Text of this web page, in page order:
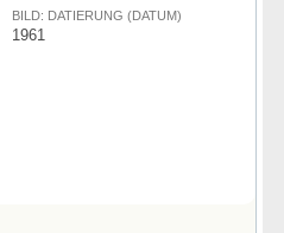
BILD: DATIERUNG (DATUM)
1961